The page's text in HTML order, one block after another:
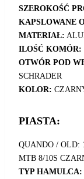
SZEROKOŚĆ
KAPSLOWANE
MATERIAŁ:
ILOŚĆ KOMÓR:
OTWÓR POD
SCHRADER
KOLOR:
PIASTA:
QUANDO / OLD:
MTB 8/10S
TYP HAMULCA: